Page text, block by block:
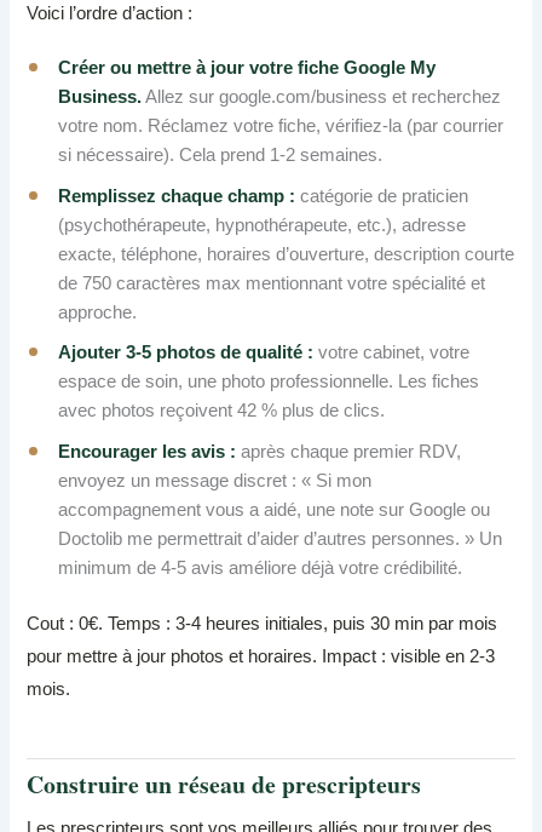
Voici l’ordre d’action :
Créer ou mettre à jour votre fiche Google My
Business.Allez sur google.com/business et recherchez
votre nom. Réclamez votre fiche, vérifiez-la (par courrier
si nécessaire). Cela prend 1-2 semaines.
Remplissez chaque champ : catégorie de praticien
(psychothérapeute, hypnothérapeute, etc.), adresse
exacte, téléphone, horaires d’ouverture, description courte
de 750 caractères max mentionnant votre spécialité et
approche.
Ajouter 3-5 photos de qualité : votre cabinet, votre
espace de soin, une photo professionnelle. Les fiches
avec photos reçoivent 42 % plus de clics.
Encourager les avis : après chaque premier RDV,
envoyez un message discret : « Si mon
accompagnement vous a aidé, une note sur Google ou
Doctolib me permettrait d’aider d’autres personnes. » Un
minimum de 4-5 avis améliore déjà votre crédibilité.
Cout : 0€. Temps : 3-4 heures initiales, puis 30 min par mois
pour mettre à jour photos et horaires. Impact : visible en 2-3
mois.
Construire un réseau de prescripteurs